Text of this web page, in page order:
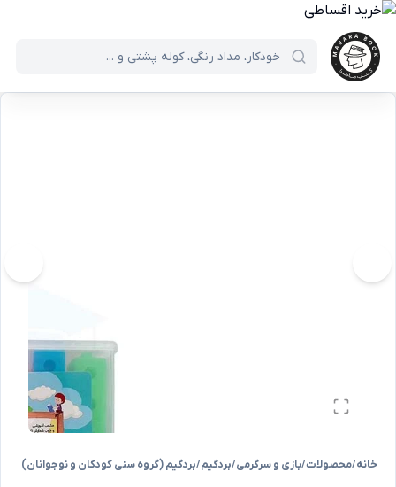
خانه/محصولات/بازی و سرگرمی/بردگیم/بردگیم (گروه سنی کودکان و نوجوانان)